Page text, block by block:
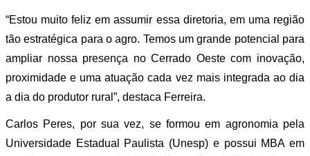
“Estou muito feliz em assumir essa diretoria, em uma região
tão estratégica para o agro. Temos um grande potencial para
ampliar nossa presença no Cerrado Oeste com inovação,
proximidade e uma atuação cada vez mais integrada ao dia
a dia do produtor rural”, destaca Ferreira.
Carlos Peres, por sua vez, se formou em agronomia pela
Universidade Estadual Paulista (Unesp) e possui MBA em